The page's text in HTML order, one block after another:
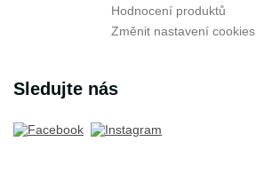
Hodnocení produktů
Změnit nastavení cookies
Sledujte nás